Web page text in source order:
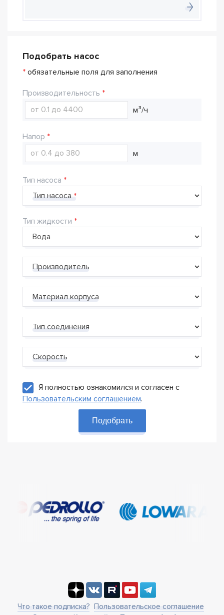
Подобрать насос
* обязательные поля для заполнения
Производительность
м³/ч
Напор
м
Тип насоса
Тип насоса
Тип жидкости
Производитель
Материал корпуса
Тип соединения
Скорость
Я полностью ознакомился и согласен с
Пользовательским соглашением.
Подобрать
Что такое подписка? Пользовательское соглашение